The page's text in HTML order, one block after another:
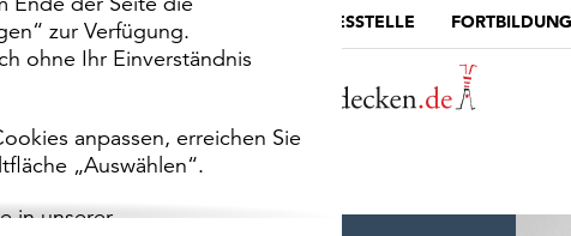
zur Verfügung.
ohne Ihr Einverständnis
anpassen, erreichen Sie
„Auswählen“.
in unserer
MUSEUMSPORTAL DIE LANDESSTELLE FORTBILDUNG